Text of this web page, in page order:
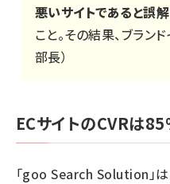
悪いサイトであると誤
こと。その結果、ブラン
部長）
ECサイトのCVRは
「goo Search Solution」